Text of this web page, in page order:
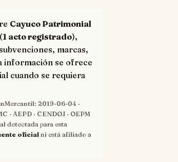
Cayuco Patrimonial
1 acto registrado),
marcas,
información se ofrece
cuando se requiera
2019-06-04 ·
· AEPD · CENDOJ · OEPM
detectada para esta
oficial ni está afiliado a